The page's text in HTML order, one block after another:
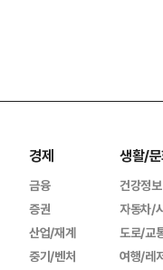
경제
금융
증권
산업/재계
중기/벤처
생활/
건강정보
자동차/
도로/교
여행/레